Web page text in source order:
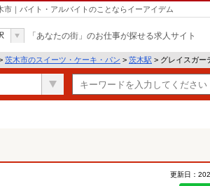
｜バイト・アルバイトのことならイーアイデム
「あなたの街」のお仕事が探せる求人サイト
茨木市のスイーツ・ケーキ・パン > 茨木駅 > グレイスガ
更新日：